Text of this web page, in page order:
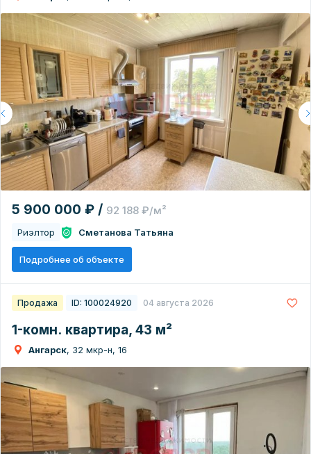
5 900 000 ₽ / 92 188 ₽/м²
Риэлтор Сметанова Татьяна
Подробнее об объекте
Продажа ID: 100024920 04 августа 2026
1-комн. квартира, 43 м²
Ангарск, 32 мкр-н, 16